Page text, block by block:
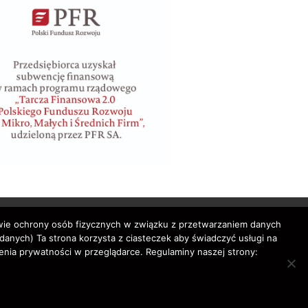
bilety lotnicze,
ochrony osób fizycznych w związku z przetwarzaniem danych
Ta strona korzysta z ciasteczek aby świadczyć usługi na
prywatności w przeglądarce. Regulaminy naszej strony: